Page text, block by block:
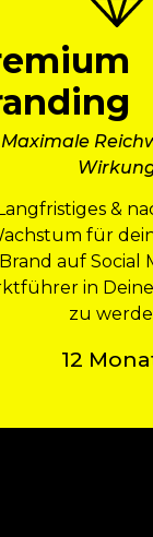
Maximale
Langfristiges &
für
Brand auf Social
in
zu
12